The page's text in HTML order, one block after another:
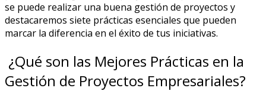
se puede realizar una buena gestión de proyectos y
destacaremos siete prácticas esenciales que pueden
marcar la diferencia en el éxito de tus iniciativas.
¿Qué son las Mejores Prácticas en la
Gestión de Proyectos Empresariales?